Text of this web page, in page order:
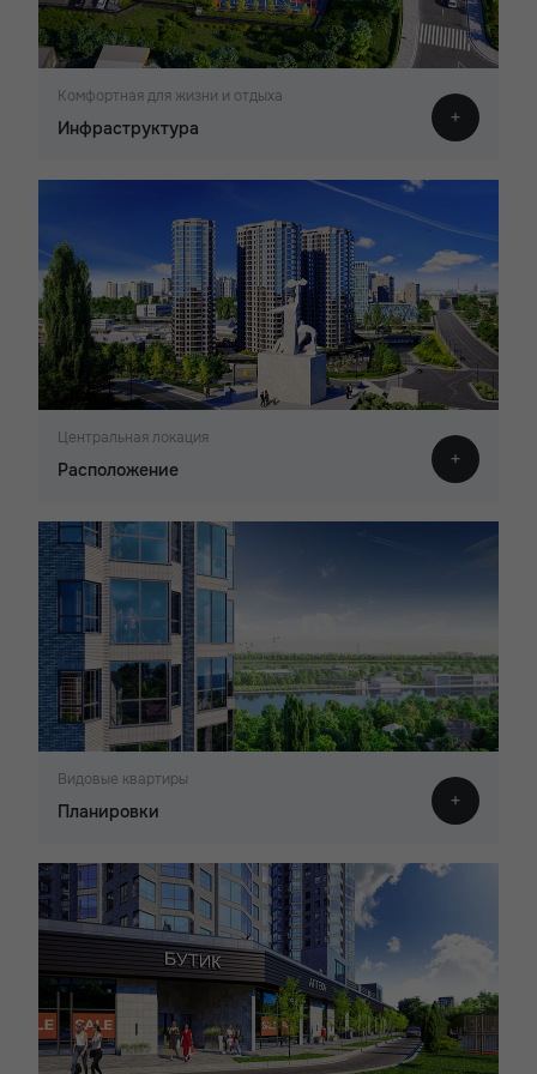
Комфортная для жизни и отдыха
Инфраструктура
Центральная локация
Расположение
Видовые квартиры
Планировки